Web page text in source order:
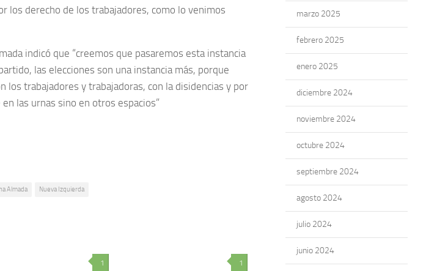
los derecho de los trabajadores, como lo venimos
indicó que “creemos que pasaremos esta instancia
las elecciones son una instancia más, porque
los trabajadores y trabajadoras, con la disidencias y por
las urnas sino en otros espacios”
Almada Nueva Izquierda
1 1
marzo 2025
febrero 2025
enero 2025
diciembre 2024
noviembre 2024
octubre 2024
septiembre 2024
agosto 2024
julio 2024
junio 2024